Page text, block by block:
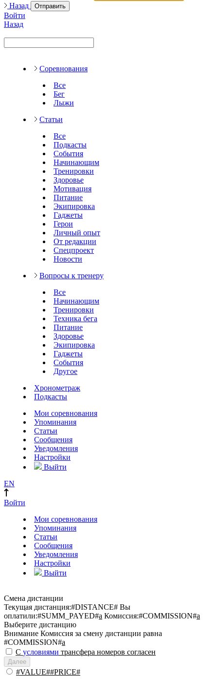
Назад
Отправить
Войти
Назад
Соревнования
Все
Бег
Лыжи
Статьи
Все
Подкасты
События
Начинающим
Тренировки
Здоровье
Мотивация
Питание
Экипировка
Гаджеты
Герои
Личный опыт
От редакции
Спецпроект
Новости
Вопросы к тренеру
Все
Начинающим
Тренировки
Техника бега
Питание
Здоровье
Экипировка
Гаджеты
События
Другое
Хронометраж
Подкасты
Мои соревнования
Упоминания
Статьи
Сообщения
Уведомления
Настройки
Выйти
EN
Войти
Мои соревнования
Упоминания
Статьи
Сообщения
Уведомления
Настройки
Выйти
Смена дистанции
Текущая дистанция:#DISTANCE# Вы
оплатили:#SUMM_PAYED#a Комиссия:#COMMISSION#a
Выберите дистанцию
Внимание Комиссия за смену дистанции равна
#COMMISSION#a
С условиями трансфера номеров согласен
Далее
#VALUE##PRICE#